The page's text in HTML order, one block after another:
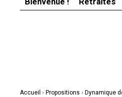
Accueil › Propositions › Dynamique